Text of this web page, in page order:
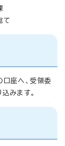
て
座へ、受領委
みます。